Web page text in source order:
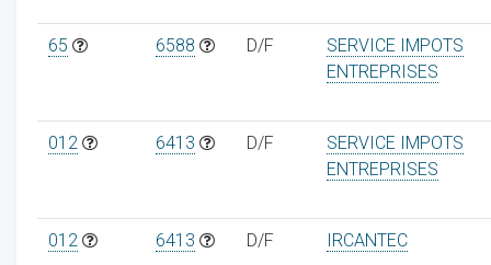
65 6588 D/F
SERVICE IMPOTS
ENTREPRISES
012 6413 D/F
SERVICE IMPOTS
ENTREPRISES
012 6413 D/F IRCANTEC